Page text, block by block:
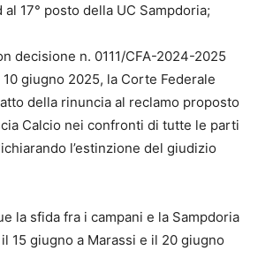
al 17° posto della UC Sampdoria;
decisione n. 0111/CFA-2024-2025
giugno 2025, la Corte Federale
atto della rinuncia al reclamo proposto
Calcio nei confronti di tutte le parti
l’estinzione del giudizio
la sfida fra i campani e la Sampdoria
15 giugno a Marassi e il 20 giugno